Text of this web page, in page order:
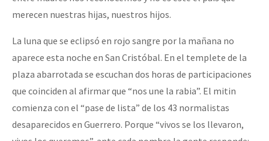
merecen nuestras hijas, nuestros hijos.
La luna que se eclipsó en rojo sangre por la mañana no
aparece esta noche en San Cristóbal. En el templete de la
plaza abarrotada se escuchan dos horas de participaciones
que coinciden al afirmar que “nos une la rabia”. El mitin
comienza con el “pase de lista” de los 43 normalistas
desaparecidos en Guerrero. Porque “vivos se los llevaron,